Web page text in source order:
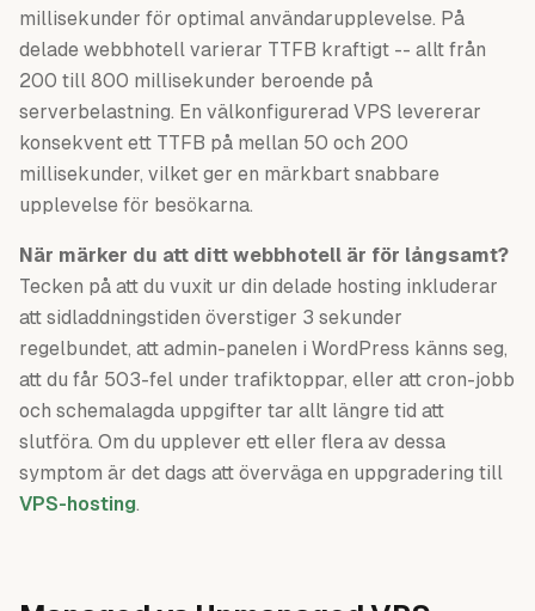
millisekunder för optimal användarupplevelse. På
delade webbhotell varierar TTFB kraftigt -- allt från
200 till 800 millisekunder beroende på
serverbelastning. En välkonfigurerad VPS levererar
konsekvent ett TTFB på mellan 50 och 200
millisekunder, vilket ger en märkbart snabbare
upplevelse för besökarna.
När märker du att ditt webbhotell är för långsamt?
Tecken på att du vuxit ur din delade hosting inkluderar
att sidladdningstiden överstiger 3 sekunder
regelbundet, att admin-panelen i WordPress känns seg,
att du får 503-fel under trafiktoppar, eller att cron-jobb
och schemalagda uppgifter tar allt längre tid att
slutföra. Om du upplever ett eller flera av dessa
symptom är det dags att överväga en uppgradering till
VPS-hosting.